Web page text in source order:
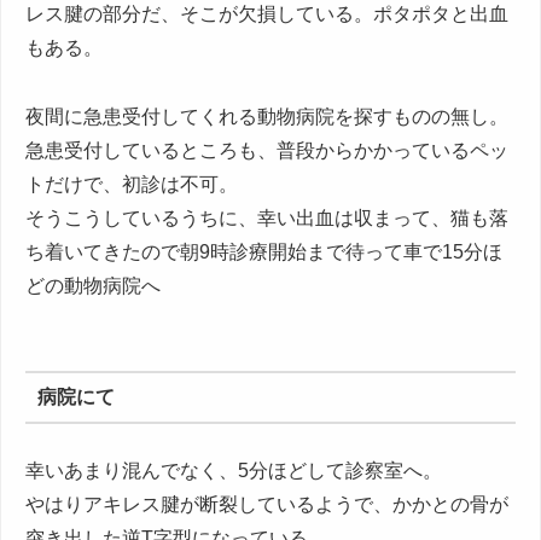
レス腱の部分だ、そこが欠損している。ポタポタと出血
もある。
夜間に急患受付してくれる動物病院を探すものの無し。
急患受付しているところも、普段からかかっているペッ
トだけで、初診は不可。
そうこうしているうちに、幸い出血は収まって、猫も落
ち着いてきたので朝9時診療開始まで待って車で15分ほ
どの動物病院へ
病院にて
幸いあまり混んでなく、5分ほどして診察室へ。
やはりアキレス腱が断裂しているようで、かかとの骨が